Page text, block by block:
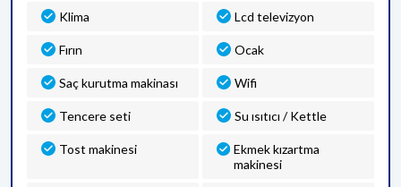
Klima Lcd televizyon
Fırın Ocak
Saç kurutma makinası Wifi
Tencere seti Su ısıtıcı / Kettle
Tost makinesi
Ekmek kızartma
makinesi